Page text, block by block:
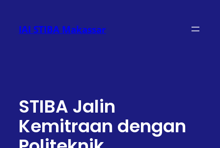
konten
IAI STIBA Makassar
STIBA Jalin
Kemitraan dengan